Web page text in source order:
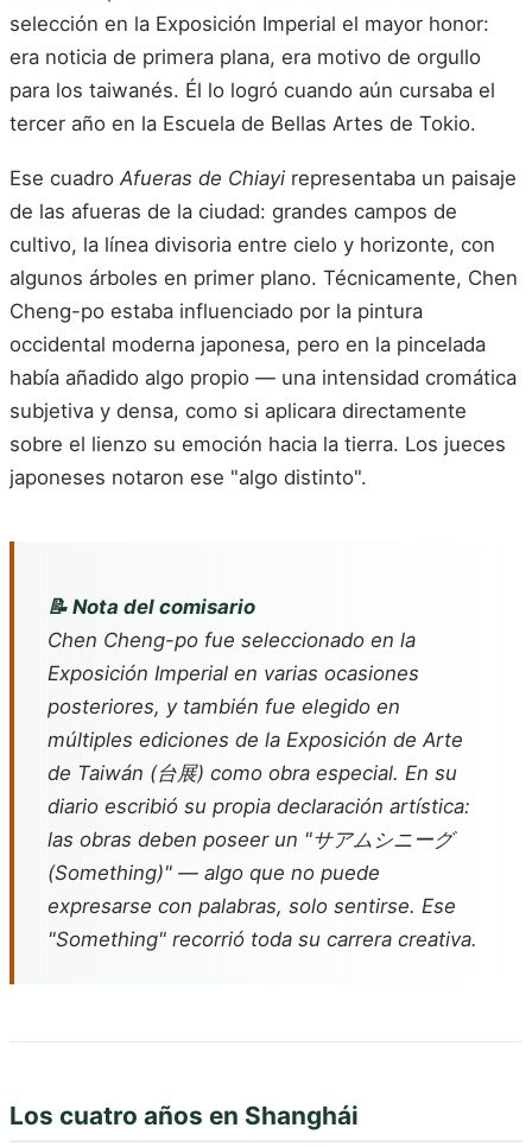
selección en la Exposición Imperial el mayor honor:
era noticia de primera plana, era motivo de orgullo
para los taiwanés. Él lo logró cuando aún cursaba el
tercer año en la Escuela de Bellas Artes de Tokio.
Ese cuadroAfueras de Chiayi representaba un paisaje
de las afueras de la ciudad: grandes campos de
cultivo, la línea divisoria entre cielo y horizonte, con
algunos árboles en primer plano. Técnicamente, Chen
Cheng-po estaba influenciado por la pintura
occidental moderna japonesa, pero en la pincelada
había añadido algo propio — una intensidad cromática
subjetiva y densa, como si aplicara directamente
sobre el lienzo su emoción hacia la tierra. Los jueces
japoneses notaron ese "algo distinto".
📝 Nota del comisario
Chen Cheng-po fue seleccionado en la
Exposición Imperial en varias ocasiones
posteriores, y también fue elegido en
múltiples ediciones de la Exposición de Arte
de Taiwán (台展) como obra especial. En su
diario escribió su propia declaración artística:
las obras deben poseer un "サアムシニーグ
(Something)" — algo que no puede
expresarse con palabras, solo sentirse. Ese
"Something" recorrió toda su carrera creativa.
Los cuatro años en Shanghái